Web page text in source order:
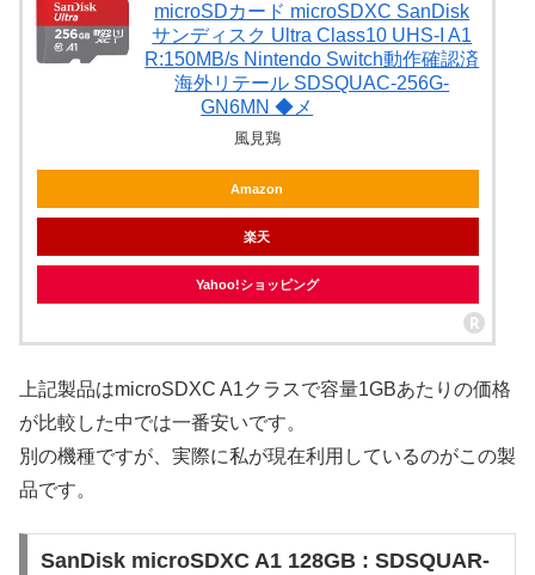
microSDカード microSDXC SanDisk
サンディスク Ultra Class10 UHS-I A1
R:150MB/s Nintendo Switch動作確認済
海外リテール SDSQUAC-256G-
GN6MN ◆メ
風見鶏
Amazon
楽天
Yahoo!ショッピング
上記製品はmicroSDXC A1クラスで容量1GBあたりの価格
が比較した中では一番安いです。
別の機種ですが、実際に私が現在利用しているのがこの製
品です。
SanDisk microSDXC A1 128GB : SDSQUAR-